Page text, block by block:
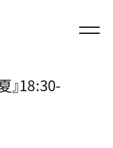
』18:30-